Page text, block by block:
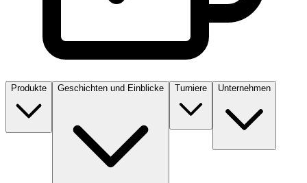
Produkte Geschichten und Einblicke Turniere Unternehmen